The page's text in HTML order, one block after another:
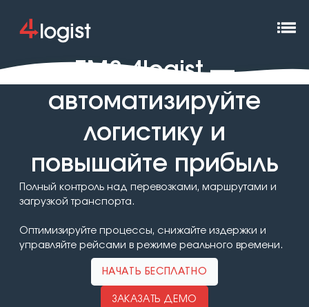
TMS 4logist —
автоматизируйте
логистику и
повышайте прибыль
Полный контроль над перевозками, маршрутами и
загрузкой транспорта.
Оптимизируйте процессы, снижайте издержки и
управляйте рейсами в режиме реального времени.
НАЧАТЬ БЕСПЛАТНО
ЗАКАЗАТЬ ДЕМО